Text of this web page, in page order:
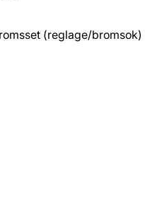
(reglage/bromsok)